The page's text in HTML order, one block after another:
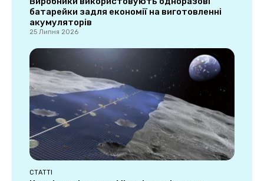
батарейки задля економії на виготовленні
акумуляторів
25 Липня 2026
СТАТТІ